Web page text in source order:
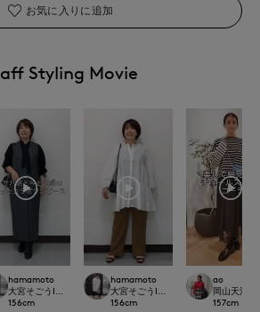
お気に入りに追加
Styling Movie
hamamoto
大宮そごうINED
156cm
hamamoto
大宮そごうINED
156cm
ao
岡山天満屋
157cm